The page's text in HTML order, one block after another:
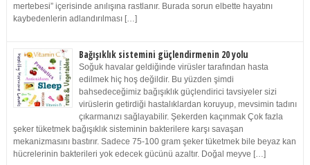
mertebesi” içerisinde anılışına rastlanır. Burada sorun elbette hayatını
kaybedenlerin adlandırılması […]
Bağışıklık sistemini güçlendirmenin 20 yolu
Soğuk havalar geldiğinde virüsler tarafından hasta
edilmek hiç hoş değildir. Bu yüzden şimdi
bahsedeceğimiz bağışıklık güçlendirici tavsiyeler sizi
virüslerin getirdiği hastalıklardan koruyup, mevsimin tadını
çıkarmanızı sağlayabilir. Şekerden kaçınmak Çok fazla
şeker tüketmek bağışıklık sisteminin bakterilere karşı savaşan
mekanizmasını bastırır. Sadece 75-100 gram şeker tüketmek bile beyaz kan
hücrelerinin bakterileri yok edecek gücünü azaltır. Doğal meyve […]